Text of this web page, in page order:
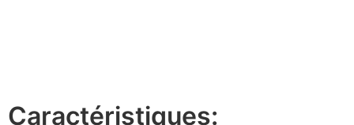
Caractéristiques: